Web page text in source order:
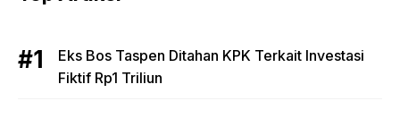
Eks Bos Taspen Ditahan KPK Terkait Investasi
Fiktif Rp1 Triliun